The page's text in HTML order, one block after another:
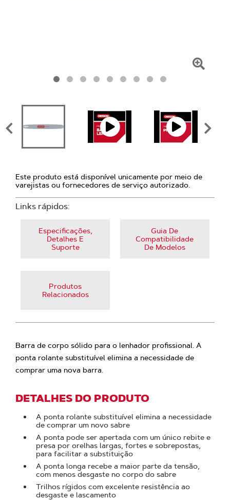
Este produto está disponível unicamente por meio de
varejistas ou fornecedores de serviço autorizado.
Links rápidos:
Especificações,
Detalhes E
Suporte
Guia De
Compatibilidade
De Modelos
Produtos
Relacionados
Barra de corpo sólido para o lenhador profissional. A
ponta rolante substituível elimina a necessidade de
comprar uma nova barra.
DETALHES DO PRODUTO
A ponta rolante substituível elimina a necessidade
de comprar um novo sabre
A ponta pode ser apertada com um único rebite e
presa por orelhas largas, fortes e sobrepostas,
para facilitar a substituição
A ponta longa recebe a maior parte da tensão,
com menos desgaste no corpo do sabre
Trilhos rígidos com excelente resistência ao
desgaste e lascamento